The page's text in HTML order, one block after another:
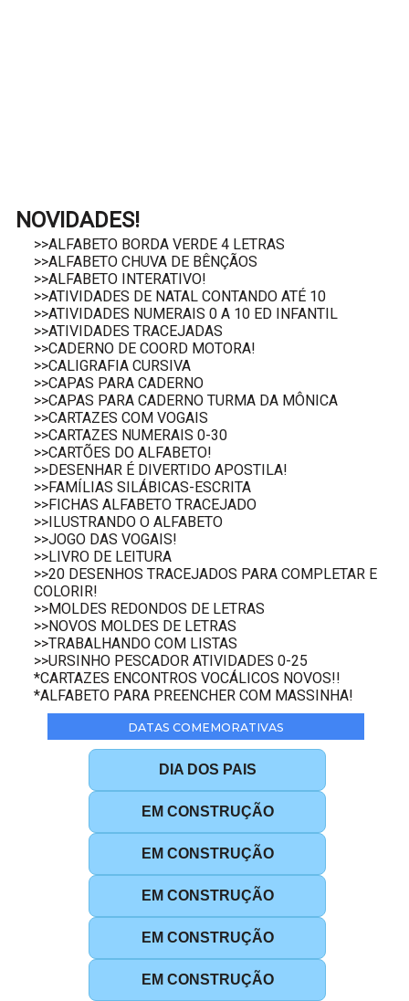
NOVIDADES!
>>ALFABETO BORDA VERDE 4 LETRAS
>>ALFABETO CHUVA DE BÊNÇÃOS
>>ALFABETO INTERATIVO!
>>ATIVIDADES DE NATAL CONTANDO ATÉ 10
>>ATIVIDADES NUMERAIS 0 A 10 ED INFANTIL
>>ATIVIDADES TRACEJADAS
>>CADERNO DE COORD MOTORA!
>>CALIGRAFIA CURSIVA
>>CAPAS PARA CADERNO
>>CAPAS PARA CADERNO TURMA DA MÔNICA
>>CARTAZES COM VOGAIS
>>CARTAZES NUMERAIS 0-30
>>CARTÕES DO ALFABETO!
>>DESENHAR É DIVERTIDO APOSTILA!
>>FAMÍLIAS SILÁBICAS-ESCRITA
>>FICHAS ALFABETO TRACEJADO
>>ILUSTRANDO O ALFABETO
>>JOGO DAS VOGAIS!
>>LIVRO DE LEITURA
>>20 DESENHOS TRACEJADOS PARA COMPLETAR E
COLORIR!
>>MOLDES REDONDOS DE LETRAS
>>NOVOS MOLDES DE LETRAS
>>TRABALHANDO COM LISTAS
>>URSINHO PESCADOR ATIVIDADES 0-25
*CARTAZES ENCONTROS VOCÁLICOS NOVOS!!
*ALFABETO PARA PREENCHER COM MASSINHA!
DATAS COMEMORATIVAS
DIA DOS PAIS
EM CONSTRUÇÃO
EM CONSTRUÇÃO
EM CONSTRUÇÃO
EM CONSTRUÇÃO
EM CONSTRUÇÃO